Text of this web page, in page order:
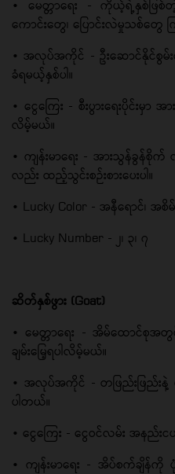
• မေတ္တာရေး - ကိုယ့်ရဲ့နှစ်ဖ
ကောင်းတွေ၊ ပြောင်းလဲမှုသစ်တွေ
• အလုပ်အကိုင် - ဦးဆောင်နိုင်စွ
ခံရမယ့်နှစ်ပါ။
• ငွေကြေး - စီးပွားရေးပိုင်းမှာ
လိမ့်မယ်။
• ကျန်းမာရေး - အားသွန်ခွန်
လည်း ထည့်သွင်းစဉ်းစားပေးပါ။
• Lucky Color - အနီရောင်၊ အစိမ်
• Lucky Number - ၂၊ ၃၊ ၇
ဆိတ်နှစ်ဖွား (Goat)
• မေတ္တာရေး - အိမ်ထောင်စုအတွ
ချမ်းမြေ့ရပါလိမ့်မယ်။
• အလုပ်အကိုင် - တဖြည်းဖြည်း
ပါတယ်။
• ငွေကြေး - ငွေဝင်လမ်း အနည်း
• ကျန်းမာရေး - အိပ်စက်ချိန်ကို ပုံ